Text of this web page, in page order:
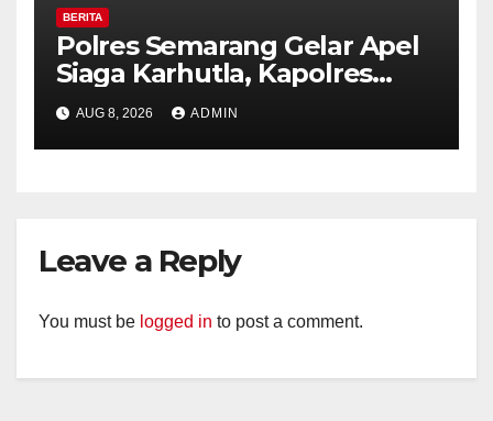
BERITA
Polres Semarang Gelar Apel
Siaga Karhutla, Kapolres
Tekankan Sinergi dan
Kesiapsiagaan Hadapi Musim
Kemarau.
AUG 8, 2026 ADMIN
Leave a Reply
You must be logged in to post a comment.